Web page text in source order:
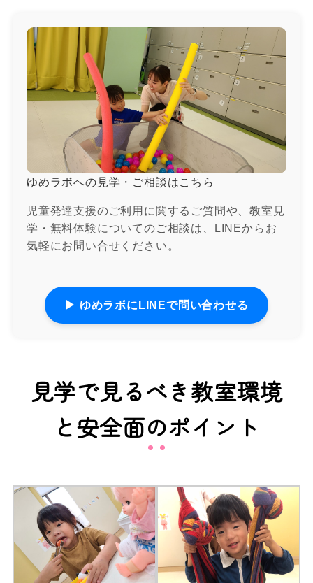
ゆめラボへの見学・ご相談はこちら
児童発達支援のご利用に関するご質問や、教室見
学・無料体験についてのご相談は、LINEからお
気軽にお問い合せください。
▶ ゆめラボにLINEで問い合わせる
見学で見るべき教室環境
と安全面のポイント